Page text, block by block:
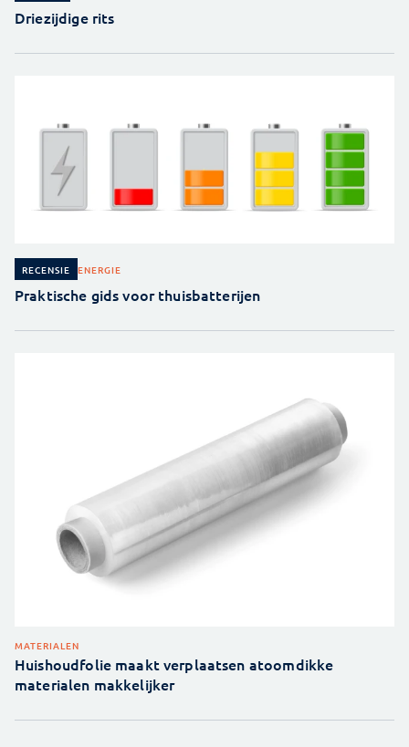
Driezijdige rits
RECENSIE ENERGIE
Praktische gids voor thuisbatterijen
MATERIALEN
Huishoudfolie maakt verplaatsen atoomdikke
materialen makkelijker